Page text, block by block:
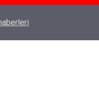
Teknolojileri Dünya